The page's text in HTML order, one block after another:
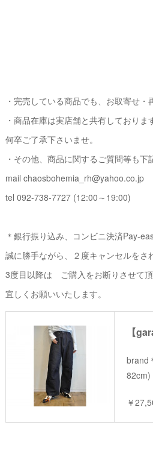
・完売している商品でも、お取寄せ
・商品在庫は実店舗と共有しており
何卒ご了承下さいませ。
・その他、商品に関するご質問等も下
mail chaosbohemia_rh@yahoo.co.jp
tel 092-738-7727 (12:00～19:00)
＊銀行振り込み、コンビニ決済Pay-
誠に勝手ながら、２度キャンセルをさ
3度目以降は ご購入をお断りさせて頂
宜しくお願いいたします。
brand
82cm)
￥